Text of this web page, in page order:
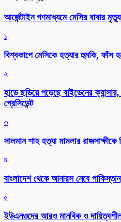
আর্জেন্টাইন গণমাধ্যমে মেসির বাবার
১
বিশ্বকাপে মেসিকে হত্যার হুমকি, ফাঁস
২
হাড়ে ছড়িয়ে পড়েছে বাইডেনের
প্রেসিডেন্ট
৩
সালমান শাহ হত্যা মামলার রাজসাক্ষীকে
৪
বাংলাদেশ থেকে আনারস নেবে পাকিস্তান
৫
ইউএনওদের আরও মানবিক ও দায়িত্বশীল